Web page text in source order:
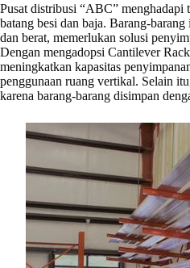
Pusat distribusi “ABC” menghadapi
batang besi dan baja. Barang-
dan berat, memerlukan solusi
Dengan mengadopsi Cantilever
meningkatkan kapasitas
penggunaan ruang vertikal. Selain
karena barang-barang disimpan